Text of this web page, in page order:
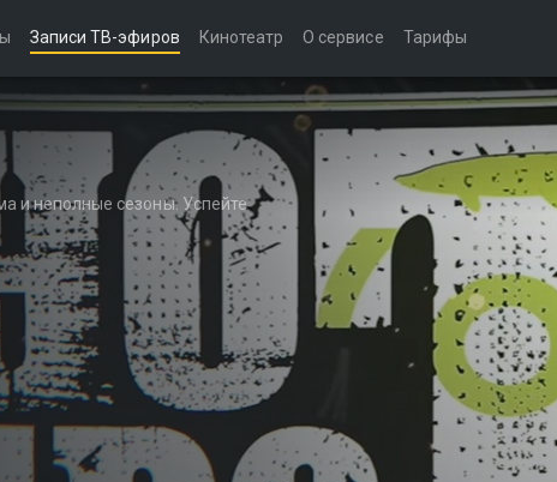
Записи ТВ-эфиров Кинотеатр О сервисе Тарифы
и неполные сезоны. Успейте